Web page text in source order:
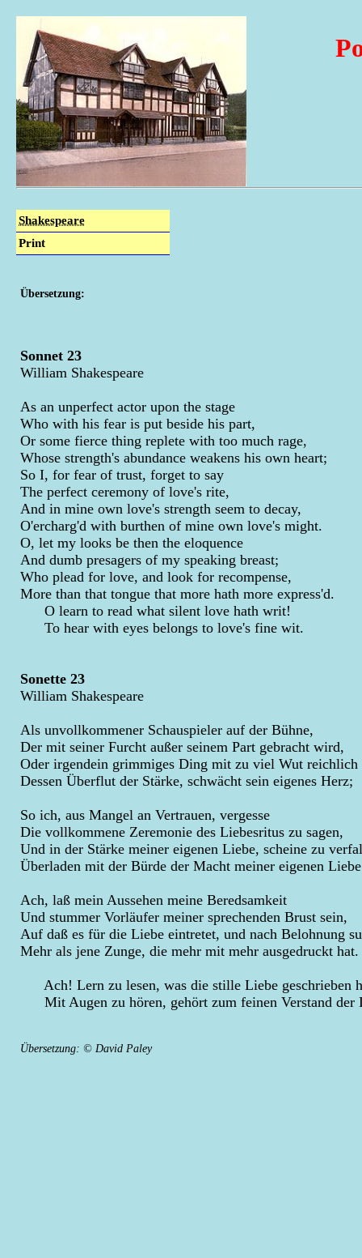
Shakespeare
Print
Übersetzung:
Sonnet 23
William Shakespeare
As an unperfect actor upon the stage
Who with his fear is put beside his part,
Or some fierce thing replete with too much rage,
Whose strength's abundance weakens his own heart;
So I, for fear of trust, forget to say
The perfect ceremony of love's rite,
And in mine own love's strength seem to decay,
O'ercharg'd with burthen of mine own love's might.
O, let my looks be then the eloquence
And dumb presagers of my speaking breast;
Who plead for love, and look for recompense,
More than that tongue that more hath more express'd.
O learn to read what silent love hath writ!
To hear with eyes belongs to love's fine wit.
Sonette 23
William Shakespeare
Als unvollkommener Schauspieler auf der Bühne,
Der mit seiner Furcht außer seinem Part gebracht wird,
Oder irgendein grimmiges Ding mit zu viel Wut reichlich
Dessen Überflut der Stärke, schwächt sein eigenes Herz;
So ich, aus Mangel an Vertrauen, vergesse
Die vollkommene Zeremonie des Liebesritus zu sagen,
Und in der Stärke meiner eigenen Liebe, scheine zu
Überladen mit der Bürde der Macht meiner eigenen
Ach, laß mein Aussehen meine Beredsamkeit
Und stummer Vorläufer meiner sprechenden Brust sein,
Auf daß es für die Liebe eintretet, und nach Belohnung
Mehr als jene Zunge, die mehr mit mehr ausgedruckt hat.
Ach! Lern zu lesen, was die stille Liebe geschrieben
Mit Augen zu hören, gehört zum feinen Verstand der
Übersetzung: © David Paley